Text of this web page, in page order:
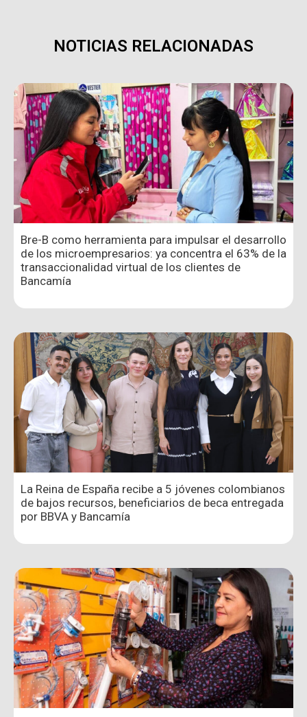
NOTICIAS RELACIONADAS
Bre-B como herramienta para impulsar el desarrollo
de los microempresarios: ya concentra el 63% de la
transaccionalidad virtual de los clientes de
Bancamía
La Reina de España recibe a 5 jóvenes colombianos
de bajos recursos, beneficiarios de beca entregada
por BBVA y Bancamía